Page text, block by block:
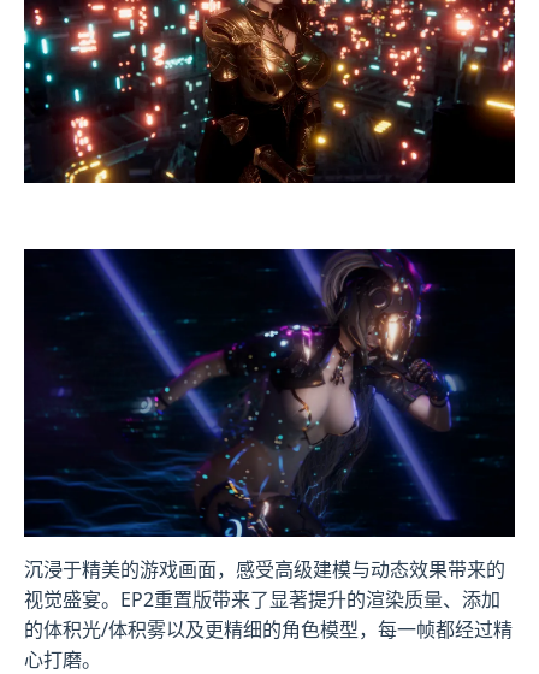
沉浸于精美的游戏画面，感受高级建模与动态效果带来的
视觉盛宴。EP2重置版带来了显著提升的渲染质量、添加
的体积光/体积雾以及更精细的角色模型，每一帧都经过精
心打磨。